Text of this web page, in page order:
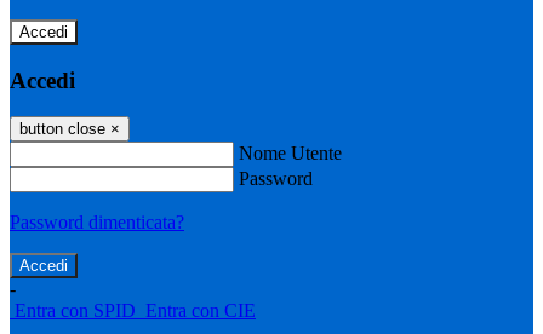
Accedi
Accedi
button close ×
Nome Utente
Password
Password dimenticata?
-
Entra con SPID Entra con CIE